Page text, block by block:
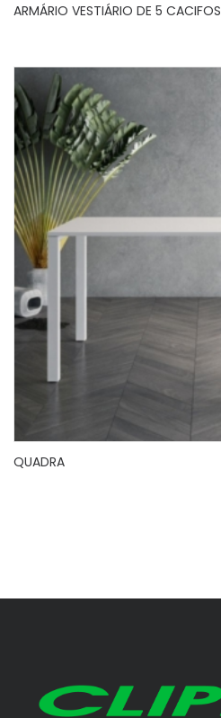
ARMÁRIO VESTIÁRIO DE 5 CACIFOS
QUADRA